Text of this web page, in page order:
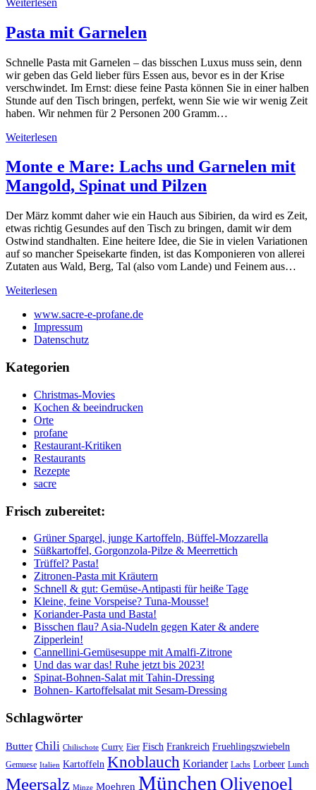
Pasta mit Garnelen
Schnelle Pasta mit Garnelen – das bisschen Luxus muss sein, denn
wir geben das Geld lieber fürs Essen aus, bevor es in der Krise
verschwindet. Im Ernst: diese feine Pasta können Sie in einer halben
Stunde auf den Tisch bringen, perfekt, wenn Sie wie wir wenig Zeit
haben. Wir nehmen für 2 Personen 200 Gramm…
Weiterlesen
Monte e Mare: Lachs und Garnelen mit
Mangold, Spinat und Pilzen
Der März kommt daher wie ein Hauch aus Sibirien, da wird es Zeit,
etwas richtig Gesundes auf den Tisch zu bringen, damit wir dem
Ostwind standhalten. Eine heitere Idee, die Sie in vielen Variationen
auf so mancher Speisekarte finden, ist das Komponieren von allerei
Zutaten aus Wald, Berg, Tal (also vom Lande) und Feinem aus…
Weiterlesen
www.sacre-e-profane.de
Impressum
Datenschutz
Kategorien
Christmas-Movies
Kochen & beeindrucken
Orte
profane
Restaurant-Kritiken
Restaurants
Rezepte
sacre
Frisch zubereitet:
Grüner Spargel, junge Kartoffeln, Büffel-Mozzarella
Süßkartoffel, Gorgonzola-Pilze & Meerrettich
Trüffel? Pasta!
Zitronen-Pasta mit Kräutern
Schnell & gut: Gemüse-Antipasti für heiße Tage
Kleine, feine Vorspeise? Tuna-Mousse!
Koriander-Pasta und Basta!
Bisschen flau? Asia-Nudeln gegen Kater & andere
Zipperlein!
Cannellini-Gemüsesuppe mit Amalfi-Zitrone
Und das war das! Ruhe jetzt bis 2023!
Spinat-Bohnen-Salat mit Tahin-Dressing
Bohnen- Kartoffelsalat mit Sesam-Dressing
Schlagwörter
Butter Chili Chilischote Curry Eier Fisch Frankreich Fruehlingszwiebeln
Gemuese Italien Kartoffeln Knoblauch Koriander Lachs Lorbeer Lunch
Meersalz Minze Moehren München Olivenoel